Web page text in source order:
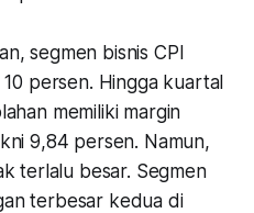
segmen bisnis CPI
persen. Hingga kuartal
memiliki margin
9,84 persen. Namun,
terlalu besar. Segmen
terbesar kedua di